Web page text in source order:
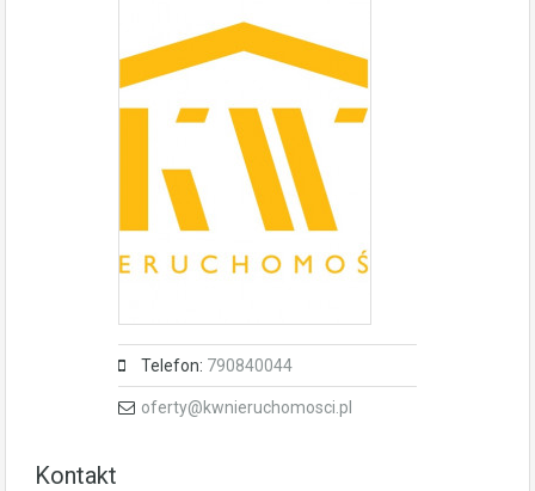
Telefon: 790840044
oferty@kwnieruchomosci.pl
Kontakt